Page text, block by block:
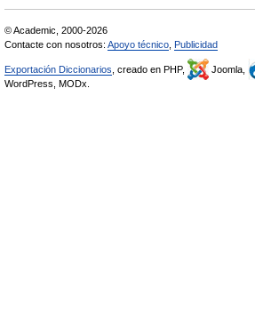
© Academic, 2000-2026
Contacte con nosotros: Apoyo técnico Publicidad
Exportación Diccionarios , creado en PHP, Joomla,
WordPress, MODx.